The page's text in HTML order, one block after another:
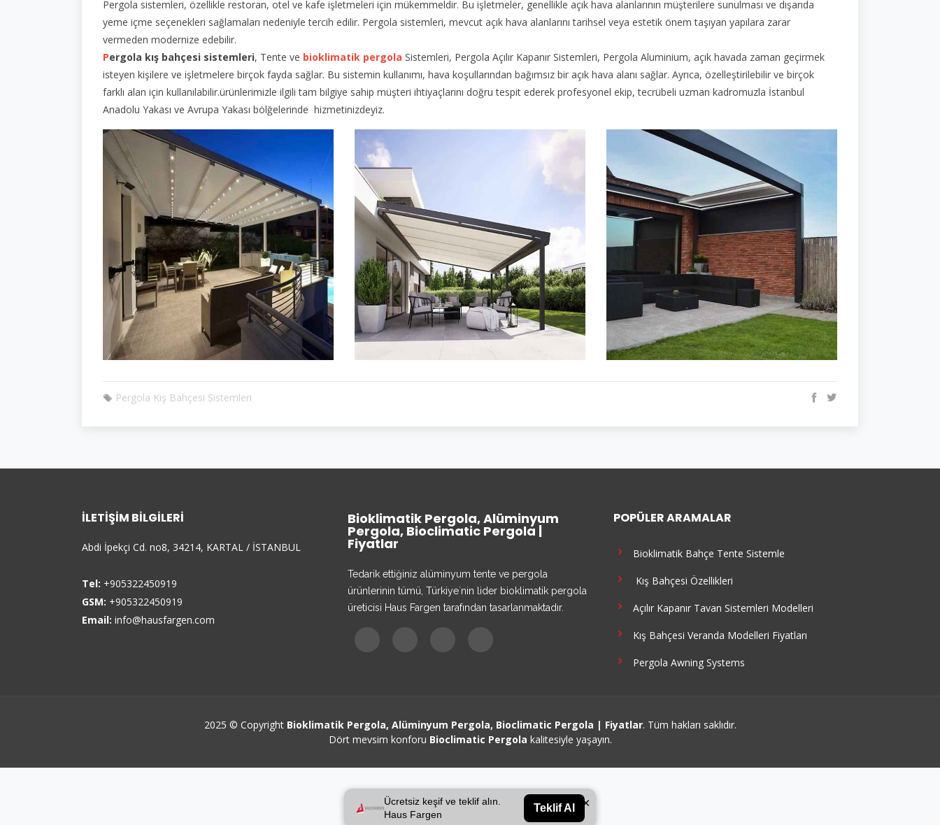
×
Ücretsiz keşif ve teklif alın.
Haus Fargen
Teklif Al
Pergola sistemleri, özellikle restoran, otel ve kafe işletmeleri için mükemmeldir. Bu işletmeler, genellikle açık hava alanlarının müşterilere sunulması ve dışarıda
yeme içme seçenekleri sağlamaları nedeniyle tercih edilir. Pergola sistemleri, mevcut açık hava alanlarını tarihsel veya estetik önem taşıyan yapılara zarar
vermeden modernize edebilir.
Pergola kış bahçesi sistemleri, Tente ve bioklimatik pergola Sistemleri, Pergola Açılır Kapanır Sistemleri, Pergola Aluminium, açık havada zaman geçirmek
isteyen kişilere ve işletmelere birçok fayda sağlar. Bu sistemin kullanımı, hava koşullarından bağımsız bir açık hava alanı sağlar. Ayrıca, özelleştirilebilir ve birçok
farklı alan için kullanılabilir.ürünlerimizle ilgili tam bilgiye sahip müşteri ihtiyaçlarını doğru tespit ederek profesyonel ekip, tecrübeli uzman kadromuzla İstanbul
Anadolu Yakası ve Avrupa Yakası bölğelerinde hizmetinizdeyiz.
Pergola Kış Bahçesi Sistemleri
İLETIŞIM BILGILERI
Abdi İpekçi Cd. no8, 34214, KARTAL / İSTANBUL
Tel: +905322450919
GSM: +905322450919
Email: info@hausfargen.com
Bioklimatik Pergola, Alüminyum
Pergola, Bioclimatic Pergola |
Fiyatlar
Tedarik ettiğiniz alüminyum tente ve pergola
ürünlerinin tümü, Türkiye`nin lider bioklimatik pergola
üreticisi Haus Fargen tarafından tasarlanmaktadır.
POPÜLER ARAMALAR
Bioklimatik Bahçe Tente Sistemle
Kış Bahçesi Özellikleri
Açılır Kapanır Tavan Sistemleri Modelleri
Kış Bahçesi Veranda Modelleri Fiyatları
Pergola Awning Systems
2025 © Copyright Bioklimatik Pergola, Alüminyum Pergola, Bioclimatic Pergola | Fiyatlar. Tüm hakları saklıdır.
Dört mevsim konforu Bioclimatic Pergola kalitesiyle yaşayın.